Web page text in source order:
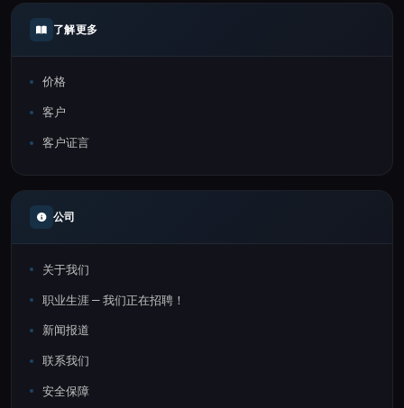
了解更多
价格
客户
客户证言
公司
关于我们
职业生涯 — 我们正在招聘！
新闻报道
联系我们
安全保障